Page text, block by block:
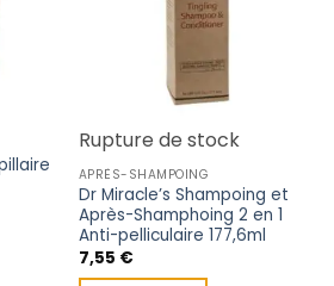
Rupture de stock
APRÈS-SHAMPOING
Dr Miracle’s Shampoing et
Après-Shamphoing 2 en 1
Anti-pelliculaire 177,6ml
7,55 €